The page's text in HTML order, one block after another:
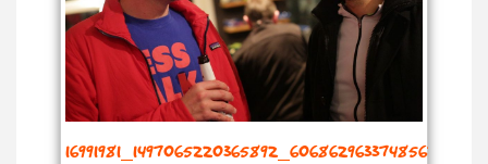
16991981_1497065220365892_6068629633748567453_o